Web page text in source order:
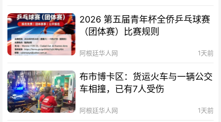
2026 第五届青年杯全侨乒乓球赛
（团体赛）比赛规则
阿根廷华人网 1天前
布市博卡区：货运火车与一辆公交
车相撞，已有7人受伤
阿根廷华人网 1天前